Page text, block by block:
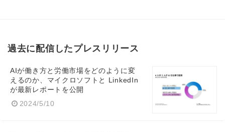
過去に配信したプレスリリース
AIが働き方と労働市場をどのように変
えるのか、マイクロソフトと LinkedIn
が最新レポートを公開
2024/5/10